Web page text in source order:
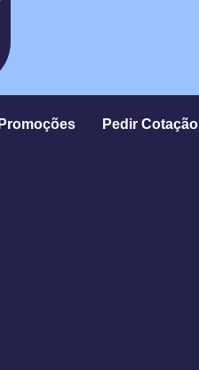
Promoções Pedir Cotação